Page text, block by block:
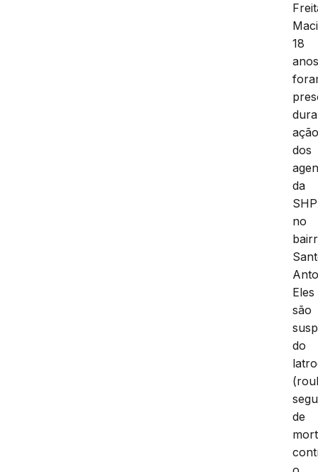
18
dos
da
no
Eles
são
do
de